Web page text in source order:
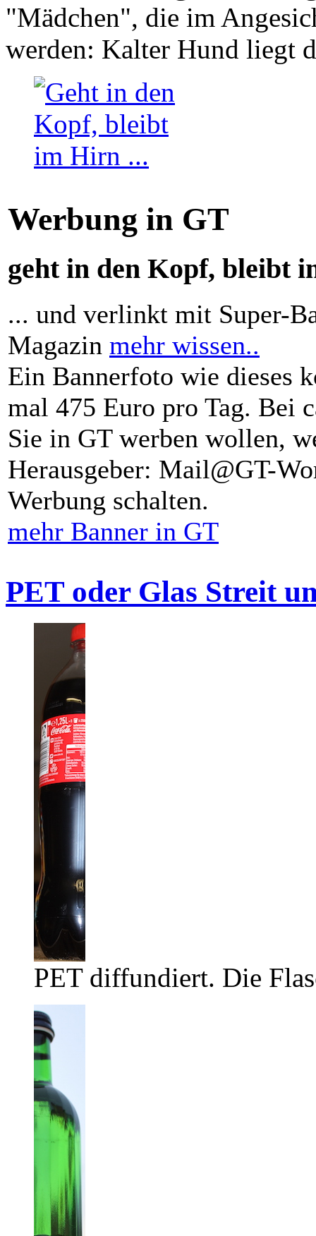
"Mädchen", die im
werden: Kalter Hund liegt
Werbung in GT
geht in den Kopf, bleibt
... und verlinkt mit Super-
Magazin mehr wissen..
Ein Bannerfoto wie dieses
mal 475 Euro pro Tag. Bei
Sie in GT werben wollen,
Herausgeber: Mail@GT-
Werbung schalten.
mehr Banner in GT
PET oder Glas Streit
PET diffundiert. Die